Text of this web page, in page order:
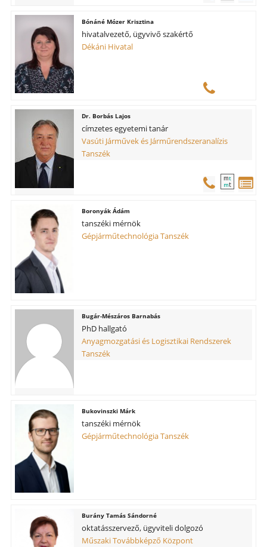
Bónáné Mózer Krisztina
hivatalvezető, ügyvivő szakértő
Dékáni Hivatal
Borbás Lajos
címzetes egyetemi tanár
Vasúti Járművek és Járműrendszeranalízis
Tanszék
mt
mt
Boronyák Ádám
tanszéki mérnök
Gépjárműtechnológia Tanszék
Bugár-Mészáros Barnabás
PhD hallgató
Anyagmozgatási és Logisztikai Rendszerek
Tanszék
Bukovinszki Márk
tanszéki mérnök
Gépjárműtechnológia Tanszék
Burány Tamás Sándorné
oktatásszervező, ügyviteli dolgozó
Műszaki Továbbképző Központ